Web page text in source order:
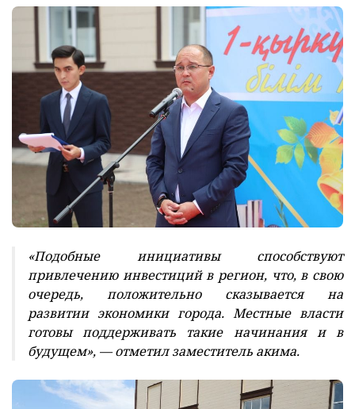
«Подобные инициативы способствуют
привлечению инвестиций в регион, что, в свою
очередь, положительно сказывается на
развитии экономики города. Местные власти
готовы поддерживать такие начинания и в
будущем», — отметил заместитель акима.